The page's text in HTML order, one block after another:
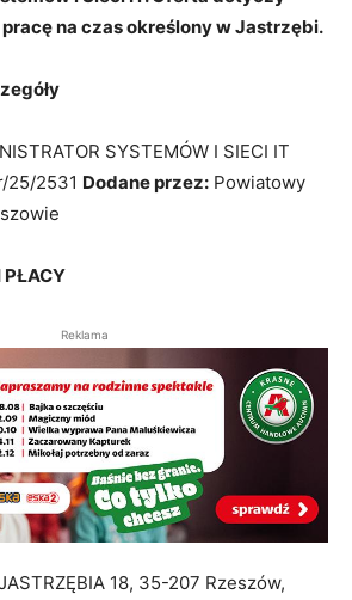
na czas określony w Jastrzębi.
SYSTEMÓW I SIECI IT
25/2531 Dodane przez: Powiatowy
PŁACY
Reklama
18, 35-207 Rzeszów,